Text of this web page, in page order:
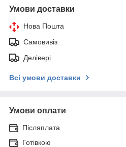
Умови доставки
Нова Пошта
Самовивіз
Делівері
Всі умови доставки
Умови оплати
Післяплата
Готівкою